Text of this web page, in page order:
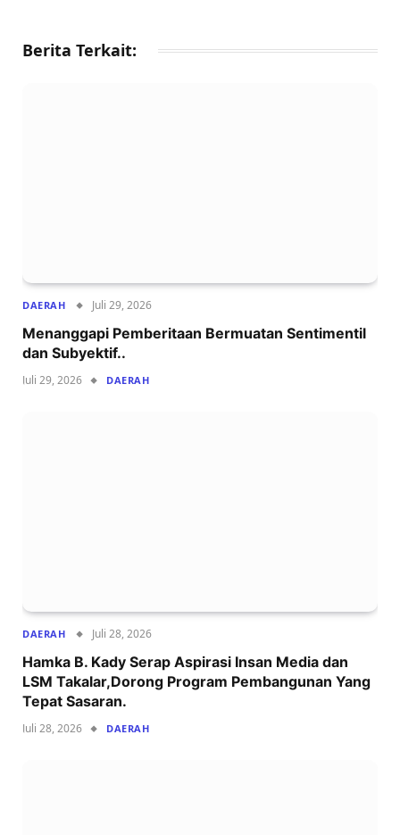
Berita Terkait:
DAERAH Juli 29, 2026
Menanggapi Pemberitaan Bermuatan Sentimentil
dan Subyektif..
Juli 29, 2026 DAERAH
DAERAH Juli 28, 2026
Hamka B. Kady Serap Aspirasi Insan Media dan
LSM Takalar,Dorong Program Pembangunan Yang
Tepat Sasaran.
Juli 28, 2026 DAERAH